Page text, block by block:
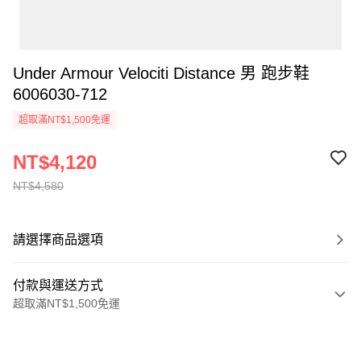
Under Armour Velociti Distance 男 跑步鞋
6006030-712
超取滿NT$1,500免運
NT$4,580
NT$4,120
請選擇商品選項
付款與運送方式
超取滿NT$1,500免運